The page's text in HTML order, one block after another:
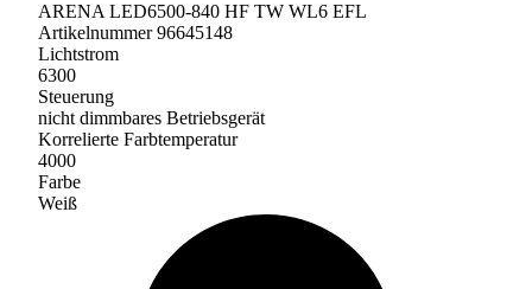
ARENA LED6500-840 HF TW WL6 EFL
Artikelnummer 96645148
Lichtstrom
6300
Steuerung
nicht dimmbares Betriebsgerät
Korrelierte Farbtemperatur
4000
Farbe
Weiß